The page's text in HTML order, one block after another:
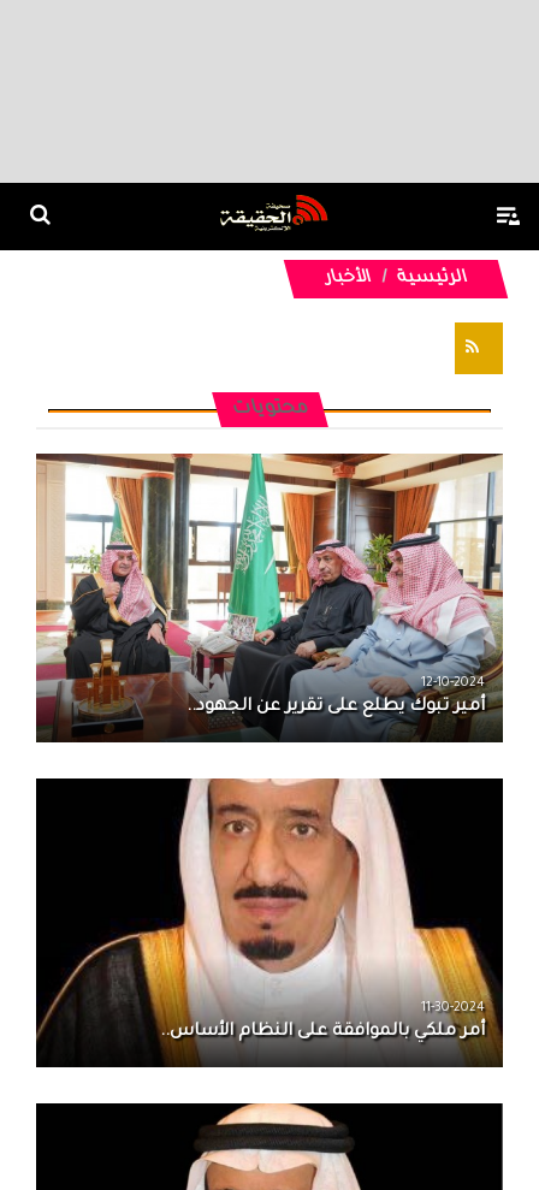
الرئيسية الأخبار
محتويات
12-10-2024
أمير تبوك يطلع على تقرير عن الجهود..
11-30-2024
أمر ملكي بالموافقة على النظام الأساس..